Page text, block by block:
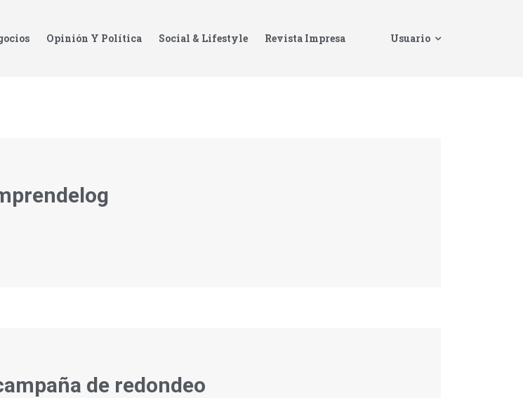
Opinión Y Política Social & Lifestyle Revista Impresa Usuario
de redondeo